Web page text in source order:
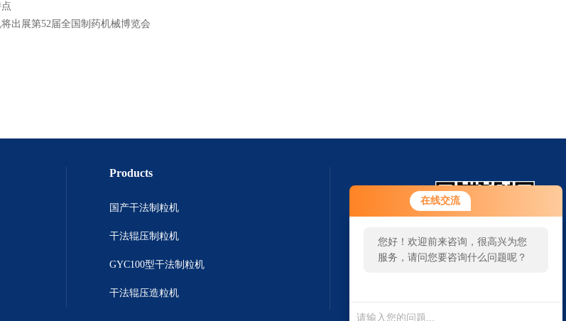
在线交流
您好！欢迎前来咨询，很高兴为您
服务，请问您要咨询什么问题呢？
出展第52届全国制药机械博览会
Products
国产干法制粒机
干法辊压制粒机
GYC100型干法制粒机
干法辊压造粒机